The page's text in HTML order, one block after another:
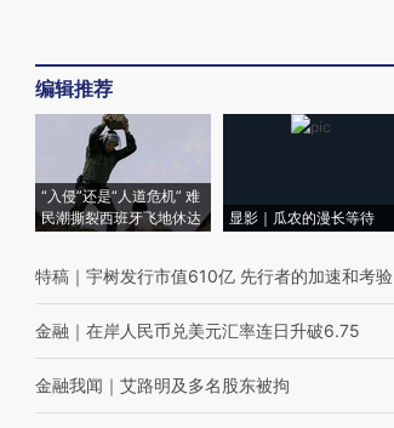
编辑推荐
“入侵”还是“人道危机” 难
民潮撕裂西班牙飞地休达
显影｜瓜农的漫长等待
特稿 ｜ 宇树发行市值610亿 先行者的加速和考验
金融 ｜ 在岸人民币兑美元汇率连日升破6.75
金融我闻 ｜ 艾路明及多名股东被拘